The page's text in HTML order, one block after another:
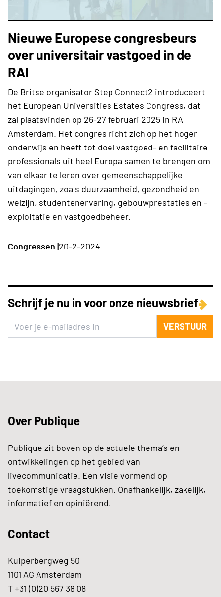
Nieuwe Europese congresbeurs
over universitair vastgoed in de
RAI
De Britse organisator Step Connect2 introduceert
het European Universities Estates Congress, dat
zal plaatsvinden op 26-27 februari 2025 in RAI
Amsterdam. Het congres richt zich op het hoger
onderwijs en heeft tot doel vastgoed- en facilitaire
professionals uit heel Europa samen te brengen om
van elkaar te leren over gemeenschappelijke
uitdagingen, zoals duurzaamheid, gezondheid en
welzijn, studentenervaring, gebouwprestaties en -
exploitatie en vastgoedbeheer.
Congressen |20-2-2024
Schrijf je nu in voor onze nieuwsbrief
VERSTUUR
Over Publique
Publique zit boven op de actuele thema’s en
ontwikkelingen op het gebied van
livecommunicatie. Een visie vormend op
toekomstige vraagstukken. Onafhankelijk, zakelijk,
informatief en opiniërend.
Contact
Kuiperbergweg 50
1101 AG Amsterdam
T +31 (0)20 567 38 08